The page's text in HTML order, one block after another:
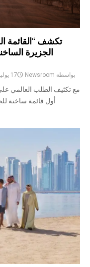
تكشف “القائمة
الجزيرة
بواسطة Newsroom 17 يوليو، 2025